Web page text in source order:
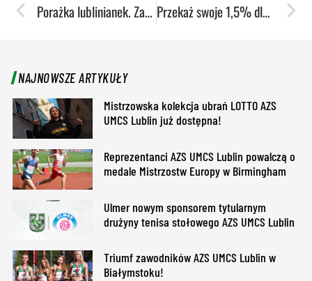
Porażka lublinianek. Zadecydowała ostatnia kwarta Przekaż swoje 1,5% dla AZS UMCS Lublin
NAJNOWSZE ARTYKUŁY
Mistrzowska kolekcja ubrań LOTTO AZS
UMCS Lublin już dostępna!
Reprezentanci AZS UMCS Lublin powalczą o
medale Mistrzostw Europy w Birmingham
Ulmer nowym sponsorem tytularnym
drużyny tenisa stołowego AZS UMCS Lublin
Triumf zawodników AZS UMCS Lublin w
Białymstoku!